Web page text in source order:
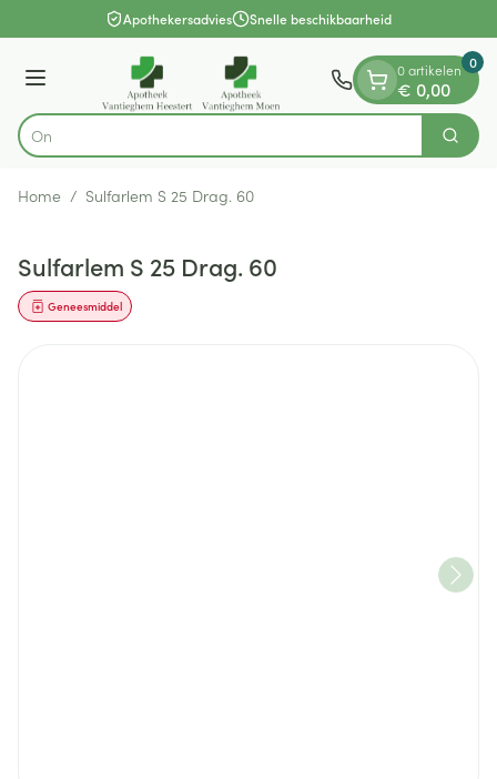
Ga naar de inhoudApothekersadvies Snelle beschikbaarheid
Menu
Product, merk, categorie... Zoek
0 artikelen
€ 0,00
0
Home / Sulfarlem S 25 Drag. 60
Sulfarlem S 25 Drag. 60
Geneesmiddel